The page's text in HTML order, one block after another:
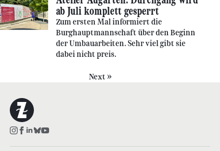
ab Juli komplett gesperrt
Zum ersten Mal informiert die
Burghauptmannschaft über den Beginn
der Umbauarbeiten. Sehr viel gibt sie
dabei nicht preis.
Next »